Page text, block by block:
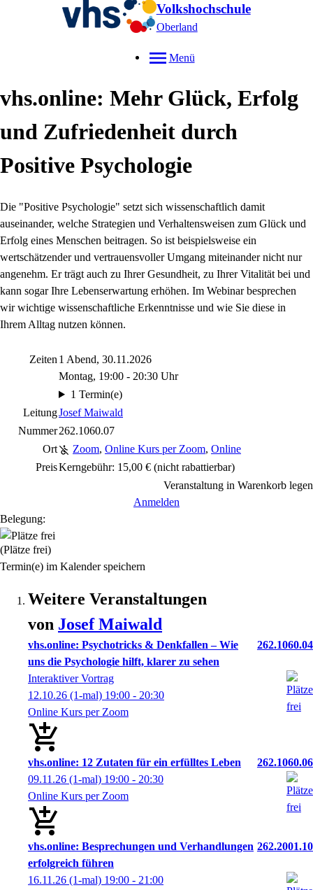
Volkshochschule
Oberland
Menü
vhs.online: Mehr Glück, Erfolg
und Zufriedenheit durch
Positive Psychologie
Die "Positive Psychologie" setzt sich wissenschaftlich damit
auseinander, welche Strategien und Verhaltensweisen zum Glück und
Erfolg eines Menschen beitragen. So ist beispielsweise ein
wertschätzender und vertrauensvoller Umgang miteinander nicht nur
angenehm. Er trägt auch zu Ihrer Gesundheit, zu Ihrer Vitalität bei und
kann sogar Ihre Lebenserwartung erhöhen. Im Webinar besprechen
wir wichtige wissenschaftliche Erkenntnisse und wie Sie diese in
Ihrem Alltag nutzen können.
Zeiten 1 Abend, 30.11.2026
Montag, 19:00 - 20:30 Uhr
1 Termin(e)
LeitungJosef Maiwald
Nummer262.1060.07
Ort
Zoom, Online Kurs per Zoom, Online
PreisKerngebühr: 15,00 € (nicht rabattierbar)
Veranstaltung in Warenkorb legen
Anmelden
Belegung:
(Plätze frei)
Termin(e) im Kalender speichern
Weitere Veranstaltungen
von JosefMaiwald
vhs.online: Psychotricks & Denkfallen – Wie
uns die Psychologie hilft, klarer zu sehen
262.1060.04
Interaktiver Vortrag
12.10.26 (1-mal) 19:00 - 20:30
Online Kurs per Zoom
vhs.online: 12 Zutaten für ein erfülltes Leben
262.1060.06
09.11.26 (1-mal) 19:00 - 20:30
Online Kurs per Zoom
vhs.online: Besprechungen und Verhandlungen
erfolgreich führen
262.2001.10
16.11.26 (1-mal) 19:00 - 21:00